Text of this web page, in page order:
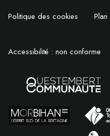
Politique des cookies
Accessibilité : non conforme